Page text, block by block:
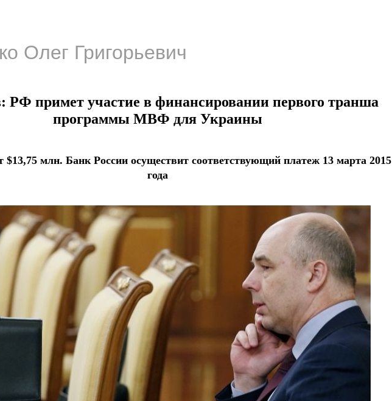
Олег Григорьевич
РФ примет участие в финансировании первого транша
программы МВФ для Украины
$13,75 млн. Банк России осуществит соответствующий платеж 13 марта 2015
года